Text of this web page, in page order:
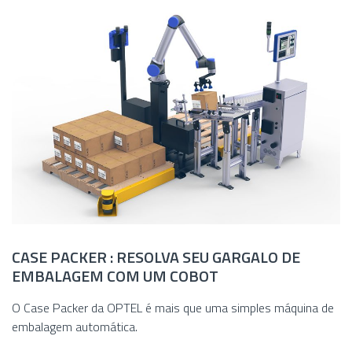
CASE PACKER : RESOLVA SEU GARGALO DE
EMBALAGEM COM UM COBOT
O Case Packer da OPTEL é mais que uma simples máquina de
embalagem automática.